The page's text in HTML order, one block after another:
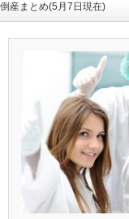
産まとめ(5月7日現在)